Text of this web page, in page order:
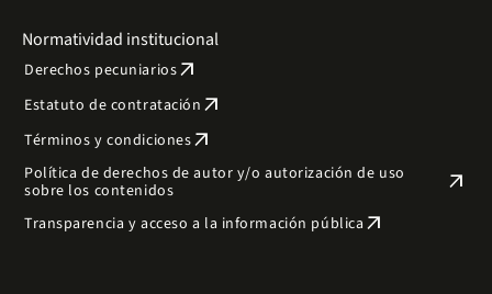
Normatividad institucional
Derechos pecuniariosarrow_outward
Estatuto de contratación arrow_outward
Términos y condicionesarrow_outward
Política de derechos de autor y/o autorización de uso
sobre los contenidos
arrow_outward
Transparencia y acceso a la información pública arrow_outward